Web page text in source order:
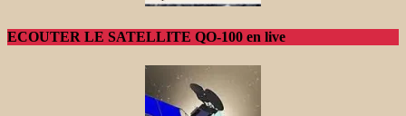
ECOUTER LE SATELLITE QO-100 en live